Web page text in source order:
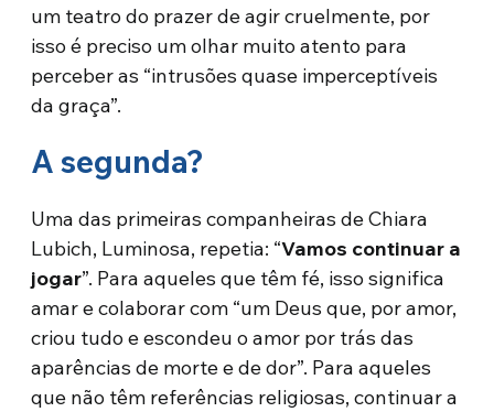
um teatro do prazer de agir cruelmente, por
isso é preciso um olhar muito atento para
perceber as “intrusões quase imperceptíveis
da graça”.
A segunda?
Uma das primeiras companheiras de Chiara
Lubich, Luminosa, repetia: “Vamos continuar a
jogar”. Para aqueles que têm fé, isso significa
amar e colaborar com “um Deus que, por amor,
criou tudo e escondeu o amor por trás das
aparências de morte e de dor”. Para aqueles
que não têm referências religiosas, continuar a